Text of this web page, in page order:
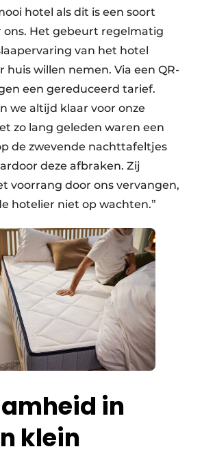
hotel als dit is een soort
ons. Het gebeurt regelmatig
van het hotel
huis willen nemen. Via een QR-
een gereduceerd tarief.
we altijd klaar voor onze
zo lang geleden waren een
de zwevende nachttafeltjes
deze afbraken. Zij
voorrang door ons vervangen,
hotelier niet op wachten.”
in
klein